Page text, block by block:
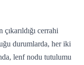
cerrahi
durumlarda, her iki
lenf nodu tutulumu